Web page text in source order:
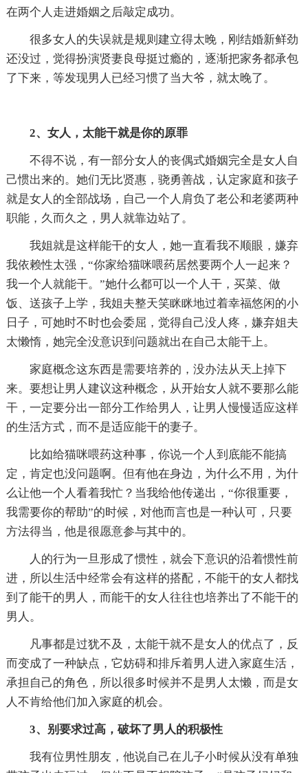
在两个人走进婚姻之后敲定成功。
很多女人的失误就是规则建立得太晚，刚结婚新鲜劲
还没过，觉得扮演贤妻良母挺过瘾的，逐渐把家务都承包
了下来，等发现男人已经习惯了当大爷，就太晚了。
2、女人，太能干就是你的原罪
不得不说，有一部分女人的丧偶式婚姻完全是女人自
己惯出来的。她们无比贤惠，骁勇善战，认定家庭和孩子
就是女人的全部战场，自己一个人肩负了老公和老婆两种
职能，久而久之，男人就靠边站了。
我姐就是这样能干的女人，她一直看我不顺眼，嫌弃
我依赖性太强，“你家给猫咪喂药居然要两个人一起来？
我一个人就能干。”她什么都可以一个人干，买菜、做
饭、送孩子上学，我姐夫整天笑眯眯地过着幸福悠闲的小
日子，可她时不时也会委屈，觉得自己没人疼，嫌弃姐夫
太懒惰，她完全没意识到问题就出在自己太能干上。
家庭概念这东西是需要培养的，没办法从天上掉下
来。要想让男人建议这种概念，从开始女人就不要那么能
干，一定要分出一部分工作给男人，让男人慢慢适应这样
的生活方式，而不是适应能干的妻子。
比如给猫咪喂药这种事，你说一个人到底能不能搞
定，肯定也没问题啊。但有他在身边，为什么不用，为什
么让他一个人看着我忙？当我给他传递出，“你很重要，
我需要你的帮助”的时候，对他而言也是一种认可，只要
方法得当，他是很愿意参与其中的。
人的行为一旦形成了惯性，就会下意识的沿着惯性前
进，所以生活中经常会有这样的搭配，不能干的女人都找
到了能干的男人，而能干的女人往往也培养出了不能干的
男人。
凡事都是过犹不及，太能干就不是女人的优点了，反
而变成了一种缺点，它妨碍和排斥着男人进入家庭生活，
承担自己的角色，所以很多时候并不是男人太懒，而是女
人不肯给他们加入家庭的机会。
3、别要求过高，破坏了男人的积极性
我有位男性朋友，他说自己在儿子小时候从没有单独